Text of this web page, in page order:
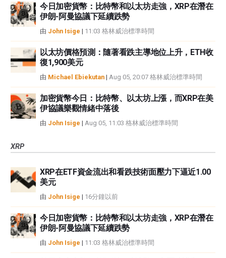
今日加密貨幣：比特幣和以太坊走強，XRP在潛在
伊朗-阿曼協議下延續跌勢
由 John Isige | 11:03 格林威治標準時間
以太坊價格預測：隨著看跌主導地位上升，ETH收
復1,900美元
由 Michael Ebiekutan | Aug 05, 20:07 格林威治標準時間
加密貨幣今日：比特幣、以太坊上漲，而XRP在美
伊協議樂觀情緒中落後
由 John Isige | Aug 05, 11:03 格林威治標準時間
XRP
XRP在ETF資金流出和看跌技術面壓力下逼近1.00
美元
由 John Isige | 16分鐘以前
今日加密貨幣：比特幣和以太坊走強，XRP在潛在
伊朗-阿曼協議下延續跌勢
由 John Isige | 11:03 格林威治標準時間